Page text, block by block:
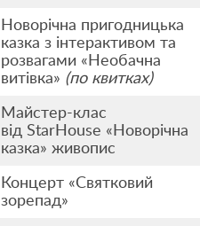
Новорічна пригодницька
казка з інтерактивом та
розвагами «Необачна
витівка» (по квитках)
Майстер-клас
від StarHouse «Новорічна
казка» живопис
Концерт «Святковий
зорепад»